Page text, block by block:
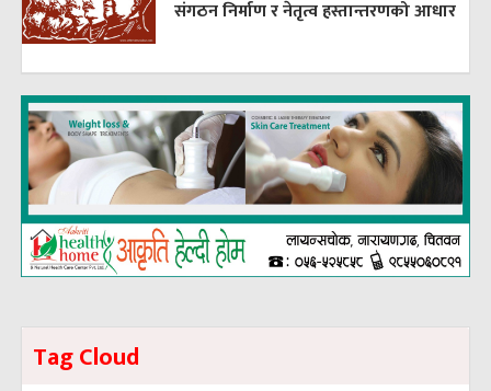
संगठन निर्माण र नेतृत्व हस्तान्तरणको आधार
Tag Cloud